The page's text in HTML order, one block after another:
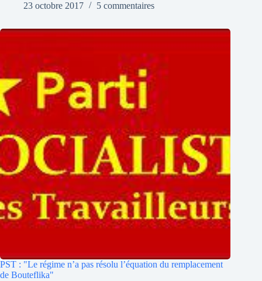
23 octobre 2017
5 commentaires
PST : "Le régime n’a pas résolu l’équation du remplacement
de Bouteflika"